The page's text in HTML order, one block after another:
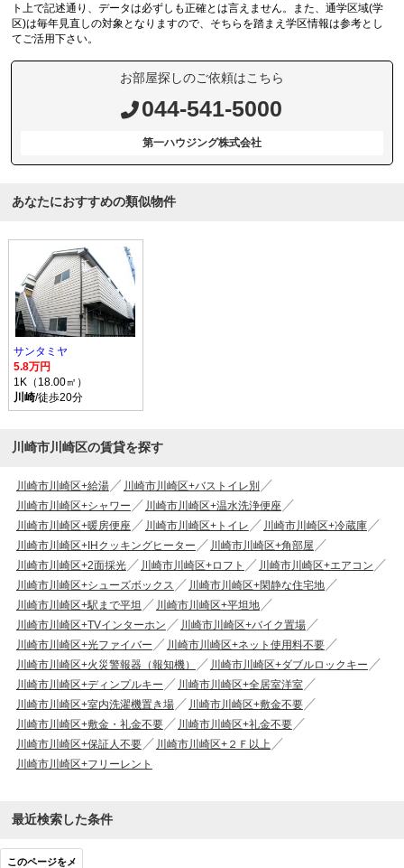
ト上で記述通り、データは必ずしも正確とは言えません。また、通学区域(学
区)は毎年見直しの対象となりますので、そちらを踏まえ学区情報は参考とし
てご活用下さい。
お部屋探しのご依頼はこちら
044-541-5000
第一ハウジング株式会社
あなたにおすすめの類似物件
サンタミヤ
5.8万円
1K（18.00㎡）
川崎/徒歩20分
川崎市川崎区の賃貸を探す
川崎市川崎区+給湯
川崎市川崎区+バストイレ別
川崎市川崎区+シャワー
川崎市川崎区+温水洗浄便座
川崎市川崎区+暖房便座
川崎市川崎区+トイレ
川崎市川崎区+冷蔵庫
川崎市川崎区+IHクッキングヒーター
川崎市川崎区+角部屋
川崎市川崎区+2面採光
川崎市川崎区+ロフト
川崎市川崎区+エアコン
川崎市川崎区+シューズボックス
川崎市川崎区+閑静な住宅地
川崎市川崎区+駅まで平坦
川崎市川崎区+平坦地
川崎市川崎区+TVインターホン
川崎市川崎区+バイク置場
川崎市川崎区+光ファイバー
川崎市川崎区+ネット使用料不要
川崎市川崎区+火災警報器（報知機）
川崎市川崎区+ダブルロックキー
川崎市川崎区+ディンプルキー
川崎市川崎区+全居室洋室
川崎市川崎区+室内洗濯機置き場
川崎市川崎区+敷金不要
川崎市川崎区+敷金・礼金不要
川崎市川崎区+礼金不要
川崎市川崎区+保証人不要
川崎市川崎区+２Ｆ以上
川崎市川崎区+フリーレント
最近検索した条件
このページをメ